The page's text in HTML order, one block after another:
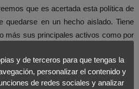
que es acertada esta política de
quedarse en un hecho aislado. Tiene
más sus principales activos como por
vía que le queda a El Corte Inglés
y de terceros para que tengas la
personalizar el contenido y
de redes sociales y analizar